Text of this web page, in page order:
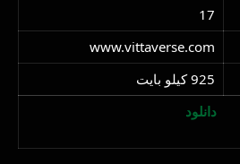
17
www.vittaverse.com
925 کیلو بایت
دانلود